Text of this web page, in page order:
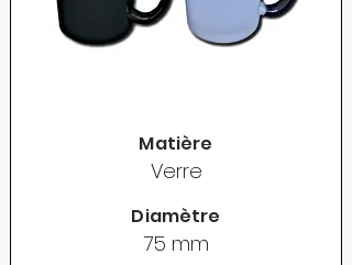
Matière
Verre
Diamètre
75 mm